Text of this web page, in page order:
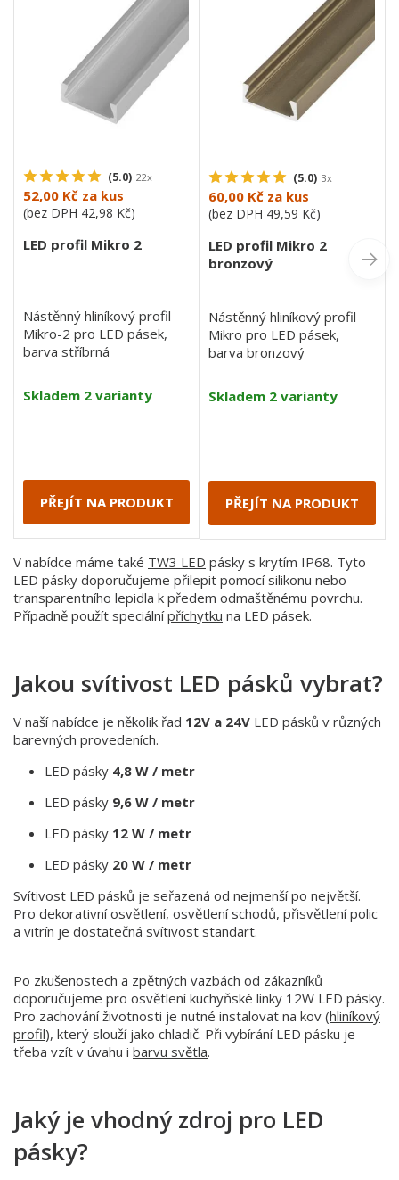
(5.0) 22x
52,00 Kč za kus
(bez DPH 42,98 Kč)
LED profil Mikro 2
Nástěnný hliníkový profil
Mikro-2 pro LED pásek,
barva stříbrná
Skladem 2 varianty
PŘEJÍT NA PRODUKT
(5.0) 3x
60,00 Kč za kus
(bez DPH 49,59 Kč)
LED profil Mikro 2
bronzový
Nástěnný hliníkový profil
Mikro pro LED pásek,
barva bronzový
Skladem 2 varianty
PŘEJÍT NA PRODUKT
V nabídce máme také TW3 LED pásky s krytím IP68. Tyto
LED pásky doporučujeme přilepit pomocí silikonu nebo
transparentního lepidla k předem odmaštěnému povrchu.
Případně použít speciálnípříchytku na LED pásek.
Jakou svítivost LED pásků vybrat?
V naší nabídce je několik řad 12V a 24V LED pásků v různých
barevných provedeních.
LED pásky 4,8 W / metr
LED pásky 9,6 W / metr
LED pásky 12 W / metr
LED pásky 20 W / metr
Svítivost LED pásků je seřazená od nejmenší po největší.
Pro dekorativní osvětlení, osvětlení schodů, přisvětlení polic
a vitrín je dostatečná svítivost standart.
Po zkušenostech a zpětných vazbách od zákazníků
doporučujeme pro osvětlení kuchyňské linky 12W LED pásky.
Pro zachování životnosti je nutné instalovat na kov (hliníkový
profil), který slouží jako chladič. Při vybírání LED pásku je
třeba vzít v úvahu i barvu světla.
Jaký je vhodný zdroj pro LED
pásky?